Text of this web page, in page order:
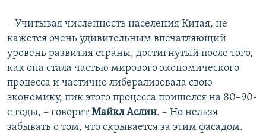
– Учитывая численность населения Китая, не
кажется очень удивительным впечатляющий
уровень развития страны, достигнутый после того,
как она стала частью мирового экономического
процесса и частично либерализовала свою
экономику, пик этого процесса пришелся на 80–90-
е годы, – говоритМайкл Аслин. – Но нельзя
забывать о том, что скрывается за этим фасадом.